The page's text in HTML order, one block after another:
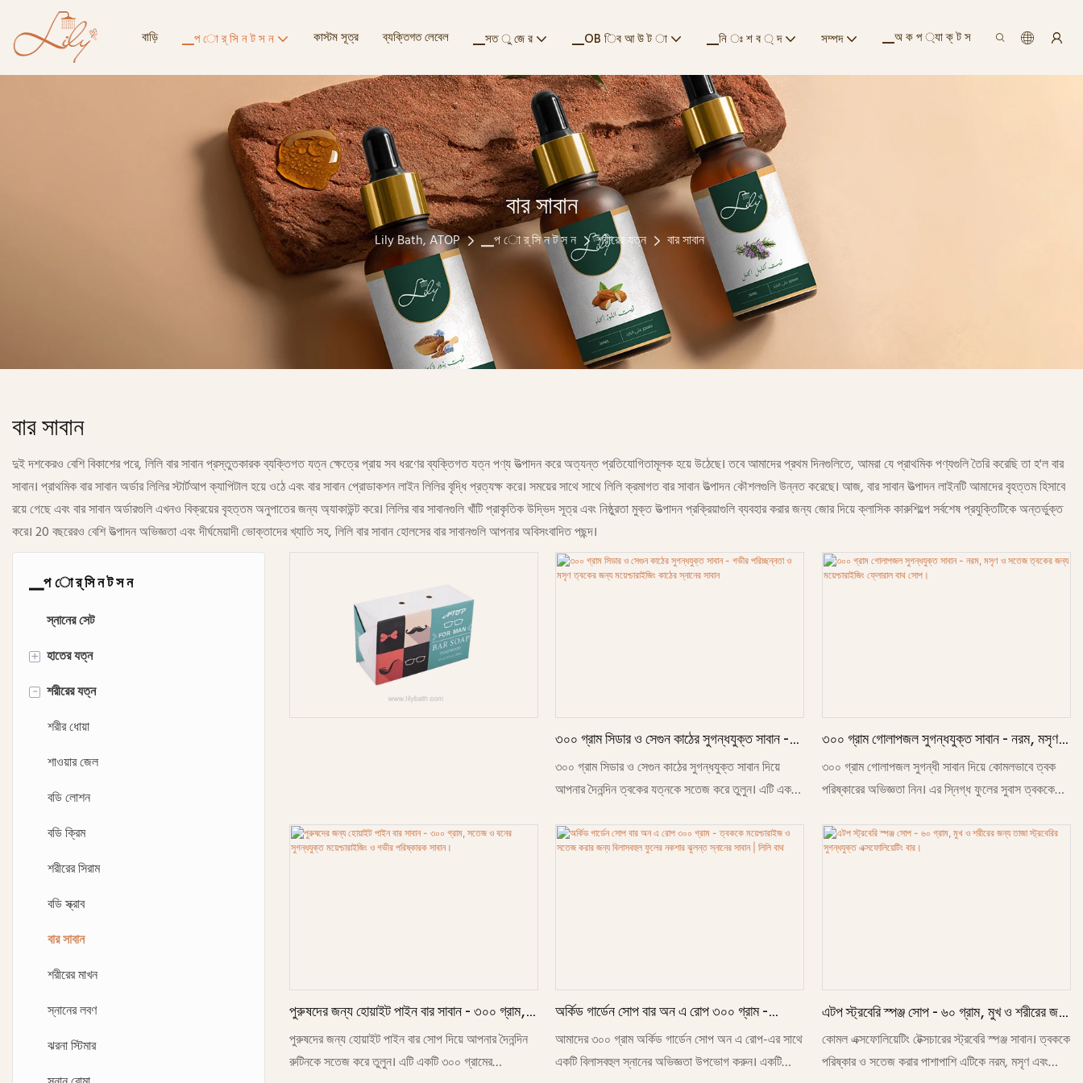
বাড়ি ▁প ো র্ সি ন ট স ন কাস্টম সূত্র ব্যক্তিগত লেবেল ▁সত ু জে র ▁OB িব আ উ ট া ▁নি ঃ শ ব ্ দ সম্পদ ▁অ ক প ্যা ক্ ট স
বার সাবান
Lily Bath, ATOP ▁প ো র্ সি ন ট স ন শরীরের যত্ন বার সাবান
বার সাবান
দুই দশকেরও বেশি বিকাশের পরে, লিলি বার সাবান প্রস্তুতকারক ব্যক্তিগত যত্ন ক্ষেত্রে প্রায় সব ধরণের ব্যক্তিগত যত্ন পণ্য উত্পাদন করে অত্যন্ত প্রতিযোগিতামূলক হয়ে উঠেছে। তবে আমাদের প্রথম দিনগুলিতে, আমরা যে প্রাথমিক পণ্যগুলি তৈরি করেছি তা হ'ল বার
সাবান। প্রাথমিক বার সাবান অর্ডার লিলির স্টার্টআপ ক্যাপিটাল হয়ে ওঠে এবং বার সাবান প্রোডাকশন লাইন লিলির বৃদ্ধি প্রত্যক্ষ করে। সময়ের সাথে সাথে লিলি ক্রমাগত বার সাবান উত্পাদন কৌশলগুলি উন্নত করেছে। আজ, বার সাবান উত্পাদন লাইনটি আমাদের বৃহত্তম হিসাবে
রয়ে গেছে এবং বার সাবান অর্ডারগুলি এখনও বিক্রয়ের বৃহত্তম অনুপাতের জন্য অ্যাকাউন্ট করে। লিলির বার সাবানগুলি খাঁটি প্রাকৃতিক উদ্ভিদ সূত্র এবং নিষ্ঠুরতা মুক্ত উত্পাদন প্রক্রিয়াগুলি ব্যবহার করার জন্য জোর দিয়ে ক্লাসিক কারুশিল্পে সর্বশেষ প্রযুক্তিটিকে অন্তর্ভুক্ত
করে। 20 বছরেরও বেশি উত্পাদন অভিজ্ঞতা এবং দীর্ঘমেয়াদী ভোক্তাদের খ্যাতি সহ, লিলি বার সাবান হোলসের বার সাবানগুলি আপনার অবিসংবাদিত পছন্দ।
▁প ো র্ সি ন ট স ন
স্নানের সেট
+ হাতের যত্ন
হাত সাবান
ফোমিং হাতের সাবান
হ্যান্ড লোশন
হ্যান্ড ক্রিম
হ্যান্ড সিরাম
- শরীরের যত্ন
শরীর ধোয়া
শাওয়ার জেল
বডি লোশন
বডি ক্রিম
শরীরের সিরাম
বডি স্ক্রাব
বার সাবান
শরীরের মাখন
স্নানের লবণ
ঝরনা স্টিমার
৩০০ গ্রাম সিডার ও সেগুন কাঠের সুগন্ধযুক্ত সাবান -
গভীর পরিচ্ছন্নতা ও মসৃণ ত্বকের জন্য ময়েশ্চারাইজিং
কাঠের স্নানের সাবান
৩০০ গ্রাম সিডার ও সেগুন কাঠের সুগন্ধযুক্ত সাবান দিয়ে
আপনার দৈনন্দিন ত্বকের যত্নকে সতেজ করে তুলুন। এটি একটি
ত্বকের জন্য এক পরিশীলিত কাঠের সুগন্ধ প্রদান করে।
৩০০ গ্রাম গোলাপজল সুগন্ধযুক্ত সাবান - নরম, মসৃণ ও
সতেজ ত্বকের জন্য ময়েশ্চারাইজিং ফ্লোরাল বাথ সোপ।
৩০০ গ্রাম গোলাপজল সুগন্ধী সাবান দিয়ে কোমলভাবে ত্বক
পরিষ্কারের অভিজ্ঞতা নিন। এর স্নিগ্ধ ফুলের সুবাস ত্বককে
পুরুষদের জন্য হোয়াইট পাইন বার সাবান - ৩০০ গ্রাম,
সতেজ ও বনের সুগন্ধযুক্ত ময়েশ্চারাইজিং ও গভীর
পরিষ্কারক সাবান।
পুরুষদের জন্য হোয়াইট পাইন বার সোপ দিয়ে আপনার দৈনন্দিন
রুটিনকে সতেজ করে তুলুন। এটি একটি ৩০০ গ্রামের
অর্কিড গার্ডেন সোপ বার অন এ রোপ ৩০০ গ্রাম -
ত্বককে ময়েশ্চারাইজ ও সতেজ করার জন্য বিলাসবহুল
ফুলের নকশার ঝুলন্ত স্নানের সাবান | লিলি বাথ
আমাদের ৩০০ গ্রাম অর্কিড গার্ডেন সোপ অন এ রোপ-এর সাথে
একটি বিলাসবহুল স্নানের অভিজ্ঞতা উপভোগ করুন। একটি
এটপ স্ট্রবেরি স্পঞ্জ সোপ - ৬০ গ্রাম, মুখ ও শরীরের জন্য
তাজা স্ট্রবেরির সুগন্ধযুক্ত এক্সফোলিয়েটিং বার।
কোমল এক্সফোলিয়েটিং টেক্সচারের স্ট্রবেরি স্পঞ্জ সাবান। ত্বককে
পরিষ্কার ও সতেজ করার পাশাপাশি এটিকে নরম, মসৃণ এবং